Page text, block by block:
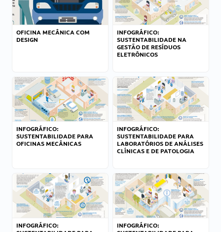
OFICINA MECÂNICA COM
DESIGN
INFOGRÁFICO:
SUSTENTABILIDADE NA
GESTÃO DE RESÍDUOS
ELETRÔNICOS
INFOGRÁFICO:
SUSTENTABILIDADE PARA
OFICINAS MECÂNICAS
INFOGRÁFICO:
SUSTENTABILIDADE PARA
LABORATÓRIOS DE ANÁLISES
CLÍNICAS E DE PATOLOGIA
INFOGRÁFICO:
INFOGRÁFICO: